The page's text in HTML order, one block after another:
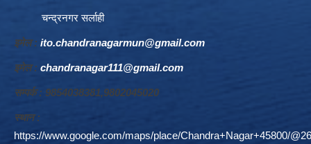
चन्द्रनगर सर्लाही
इमेल : ito.chandranagarmun@gmail.com
इमेल : chandranagar111@gmail.com
सम्पर्क : 9854038381,9802045020
स्थान :
https://www.google.com/maps/place/Chandra+Nagar+45800/